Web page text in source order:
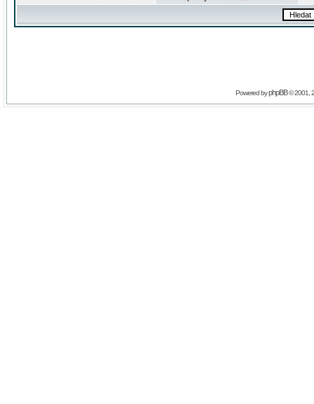
Powered byphpBB© 2001,